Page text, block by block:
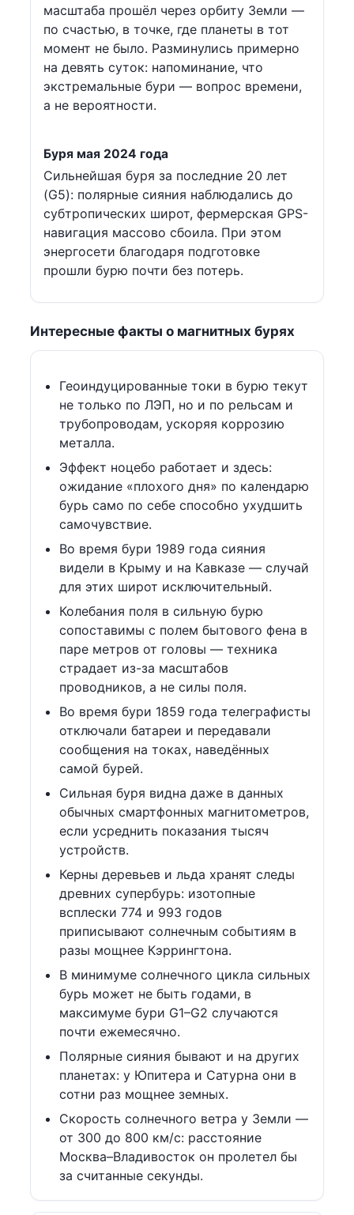
масштаба прошёл через орбиту Земли —
по счастью, в точке, где планеты в тот
момент не было. Разминулись примерно
на девять суток: напоминание, что
экстремальные бури — вопрос времени,
а не вероятности.
Буря мая 2024 года
Сильнейшая буря за последние 20 лет
(G5): полярные сияния наблюдались до
субтропических широт, фермерская GPS-
навигация массово сбоила. При этом
энергосети благодаря подготовке
прошли бурю почти без потерь.
Интересные факты о магнитных бурях
Геоиндуцированные токи в бурю текут
не только по ЛЭП, но и по рельсам и
трубопроводам, ускоряя коррозию
металла.
Эффект ноцебо работает и здесь:
ожидание «плохого дня» по календарю
бурь само по себе способно ухудшить
самочувствие.
Во время бури 1989 года сияния
видели в Крыму и на Кавказе — случай
для этих широт исключительный.
Колебания поля в сильную бурю
сопоставимы с полем бытового фена в
паре метров от головы — техника
страдает из-за масштабов
проводников, а не силы поля.
Во время бури 1859 года телеграфисты
отключали батареи и передавали
сообщения на токах, наведённых
самой бурей.
Сильная буря видна даже в данных
обычных смартфонных магнитометров,
если усреднить показания тысяч
устройств.
Керны деревьев и льда хранят следы
древних супербурь: изотопные
всплески 774 и 993 годов
приписывают солнечным событиям в
разы мощнее Кэррингтона.
В минимуме солнечного цикла сильных
бурь может не быть годами, в
максимуме бури G1–G2 случаются
почти ежемесячно.
Полярные сияния бывают и на других
планетах: у Юпитера и Сатурна они в
сотни раз мощнее земных.
Скорость солнечного ветра у Земли —
от 300 до 800 км/с: расстояние
Москва–Владивосток он пролетел бы
за считанные секунды.